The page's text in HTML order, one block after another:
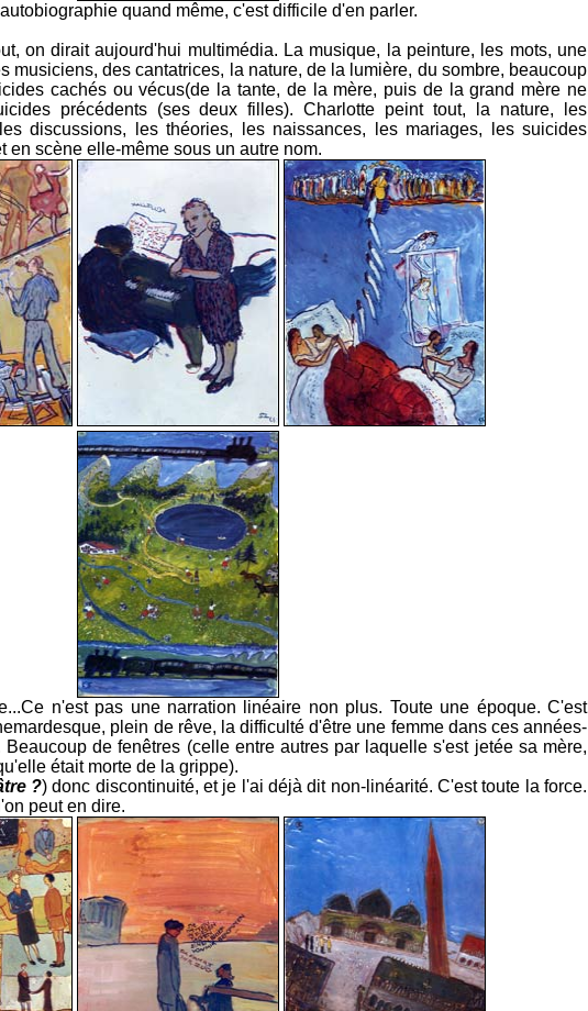
quand même, c'est difficile d'en parler.
on dirait aujourd'hui multimédia. La musique, la peinture, les mots, une
musiciens, des cantatrices, la nature, de la lumière, du sombre, beaucoup
cachés ou vécus(de la tante, de la mère, puis de la grand mère ne
précédents (ses deux filles). Charlotte peint tout, la nature, les
discussions, les théories, les naissances, les mariages, les suicides
en scène elle-même sous un autre nom.
n'est pas une narration linéaire non plus. Toute une époque. C'est
plein de rêve, la difficulté d'être une femme dans ces années-
de fenêtres (celle entre autres par laquelle s'est jetée sa mère,
était morte de la grippe).
?) donc discontinuité, et je l'ai déjà dit non-linéarité. C'est toute la force.
peut en dire.